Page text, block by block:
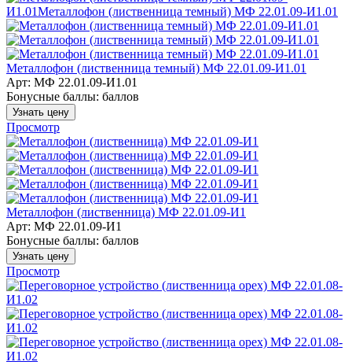
Металлофон (лиственница темный) МФ 22.01.09-И1.01
Арт: МФ 22.01.09-И1.01
Бонусные баллы: баллов
Узнать цену
Просмотр
Металлофон (лиственница) МФ 22.01.09-И1
Арт: МФ 22.01.09-И1
Бонусные баллы: баллов
Узнать цену
Просмотр